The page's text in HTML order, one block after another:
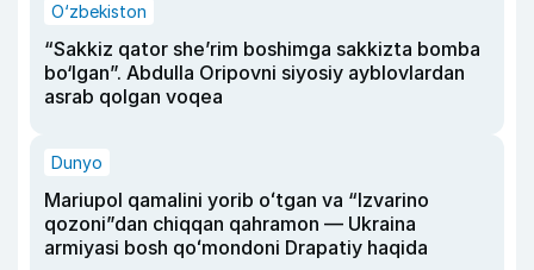
O‘zbekiston
“Sakkiz qator she’rim boshimga sakkizta bomba
bo‘lgan”. Abdulla Oripovni siyosiy ayblovlardan
asrab qolgan voqea
Dunyo
Mariupol qamalini yorib oʻtgan va “Izvarino
qozoni”dan chiqqan qahramon — Ukraina
armiyasi bosh qoʻmondoni Drapatiy haqida